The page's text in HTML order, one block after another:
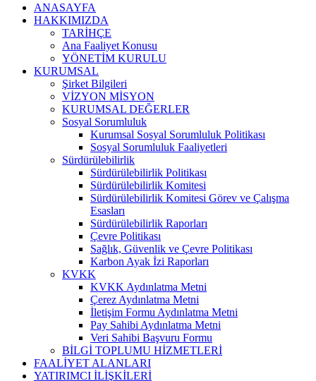
ANASAYFA
HAKKIMIZDA
TARİHÇE
Ana Faaliyet Konusu
YÖNETİM KURULU
KURUMSAL
Şirket Bilgileri
VİZYON MİSYON
KURUMSAL DEĞERLER
Sosyal Sorumluluk
Kurumsal Sosyal Sorumluluk Politikası
Sosyal Sorumluluk Faaliyetleri
Sürdürülebilirlik
Sürdürülebilirlik Politikası
Sürdürülebilirlik Komitesi
Sürdürülebilirlik Komitesi Görev ve Çalışma
Esasları
Sürdürülebilirlik Raporları
Çevre Politikası
Sağlık, Güvenlik ve Çevre Politikası
Karbon Ayak İzi Raporları
KVKK
KVKK Aydınlatma Metni
Çerez Aydınlatma Metni
İletişim Formu Aydınlatma Metni
Pay Sahibi Aydınlatma Metni
Veri Sahibi Başvuru Formu
BİLGİ TOPLUMU HİZMETLERİ
FAALİYET ALANLARI
YATIRIMCI İLİŞKİLERİ